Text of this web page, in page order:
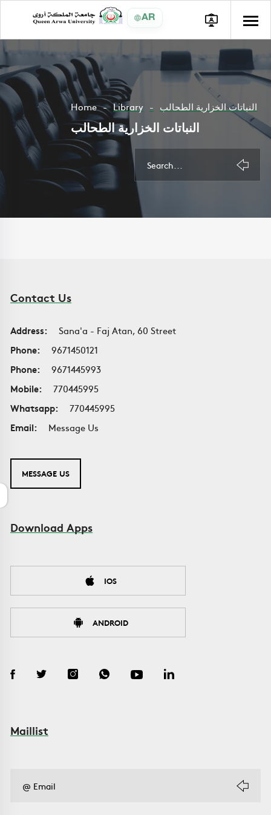
AR
Home Library النباتات الخزارية الطحالب
النباتات الخزارية الطحالب
Contact Us
Address:
Sana'a - Faj Atan, 60 Street
Phone:
9671450121
Phone:
9671445993
Mobile:
770445995
Whatsapp:
770445995
Email:
Message Us
MESSAGE US
Download Apps
IOS
ANDROID
Maillist